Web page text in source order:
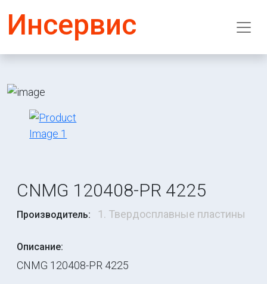
Инсервис
CNMG 120408-PR 4225
Производитель: 1. Твердосплавные пластины
Описание:
CNMG 120408-PR 4225